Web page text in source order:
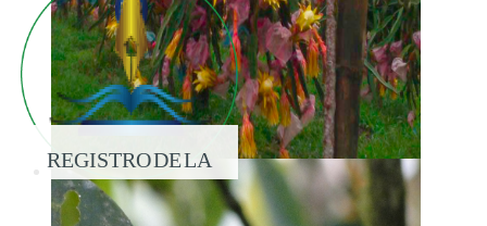
REGISTRO DE LA
PROPIEDAD